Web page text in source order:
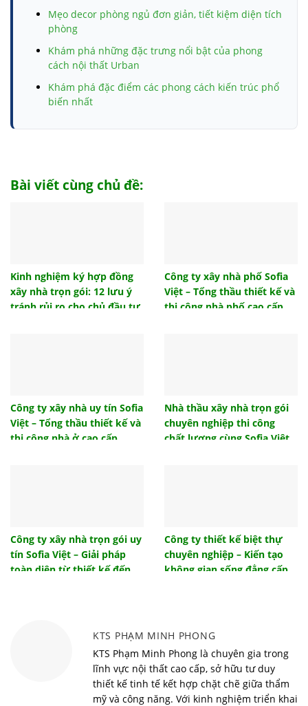
Mẹo decor phòng ngủ đơn giản, tiết kiệm diện tích
phòng
Khám phá những đặc trưng nổi bật của phong
cách nội thất Urban
Khám phá đặc điểm các phong cách kiến trúc phổ
biến nhất
Top 10 đồ trang trí phòng ngủ cho không gian của
chuẩn phong thủy
Lựa chọn mẫu vách ngăn nhà vệ sinh nào phù hợp
công trình của bạn?
phong thủy Sofia Việt
Mẫu thiết kế nội thất phòng ngủ đẹp hiện đại 2021
trọng
Tham khảo một số giải pháp thiết kế đèn phòng
khách ấn tượng
Top 10 xu hướng nội thất thông minh đón đầu trào
lưu năm 2022
Phong cách minimalism và những điều nhất định
Bài viết cùng chủ đề:
Kinh nghiệm ký hợp đồng
xây nhà trọn gói: 12 lưu ý
tránh rủi ro cho chủ đầu tư
Công ty xây nhà phố Sofia
Việt – Tổng thầu thiết kế và
thi công nhà phố cao cấp,
Công ty xây nhà uy tín Sofia
Việt – Tổng thầu thiết kế và
thi công nhà ở cao cấp
Nhà thầu xây nhà trọn gói
chuyên nghiệp thi công
chất lượng cùng Sofia Việt
Công ty xây nhà trọn gói uy
tín Sofia Việt – Giải pháp
toàn diện từ thiết kế đến
Công ty thiết kế biệt thự
chuyên nghiệp – Kiến tạo
không gian sống đẳng cấp
KTS PHẠM MINH PHONG
KTS Phạm Minh Phong là chuyên gia trong
lĩnh vực nội thất cao cấp, sở hữu tư duy
thiết kế tinh tế kết hợp chặt chẽ giữa thẩm
mỹ và công năng. Với kinh nghiệm triển khai